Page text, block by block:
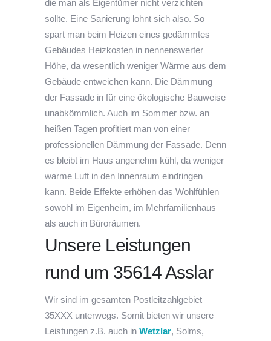
die man als Eigentümer nicht verzichten
sollte. Eine Sanierung lohnt sich also. So
spart man beim Heizen eines gedämmtes
Gebäudes Heizkosten in nennenswerter
Höhe, da wesentlich weniger Wärme aus dem
Gebäude entweichen kann. Die Dämmung
der Fassade in für eine ökologische Bauweise
unabkömmlich. Auch im Sommer bzw. an
heißen Tagen profitiert man von einer
professionellen Dämmung der Fassade. Denn
es bleibt im Haus angenehm kühl, da weniger
warme Luft in den Innenraum eindringen
kann. Beide Effekte erhöhen das Wohlfühlen
sowohl im Eigenheim, im Mehrfamilienhaus
als auch in Büroräumen.
Unsere Leistungen
rund um 35614 Asslar
Wir sind im gesamten Postleitzahlgebiet
35XXX unterwegs. Somit bieten wir unsere
Leistungen z.B. auch in Wetzlar, Solms,